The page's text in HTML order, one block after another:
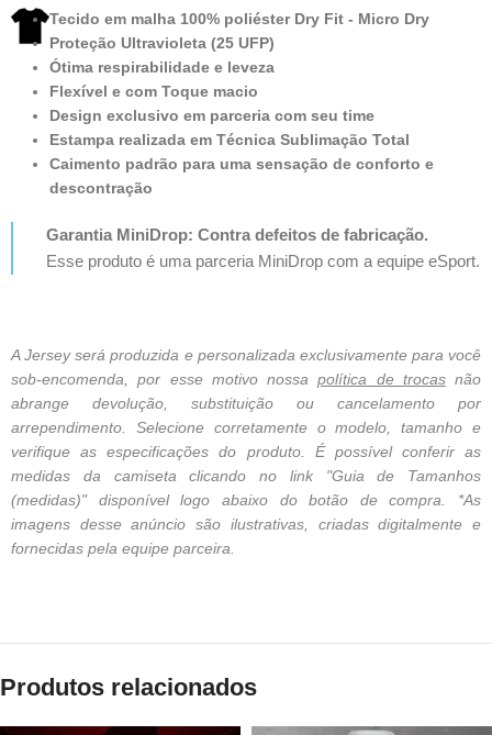
Tecido em malha 100% poliéster Dry Fit - Micro Dry
Proteção Ultravioleta (25 UFP)
Ótima respirabilidade e leveza
Flexível e com Toque macio
Design exclusivo em parceria com seu time
Estampa realizada em Técnica Sublimação Total
Caimento padrão para uma sensação de conforto e
descontração
Garantia MiniDrop: Contra defeitos de fabricação.
Esse produto é uma parceria MiniDrop com a equipe eSport.
A Jersey será produzida e personalizada exclusivamente para você
sob-encomenda, por esse motivo nossapolítica de trocasnão
abrange devolução, substituição ou cancelamento por
arrependimento. Selecione corretamente o modelo, tamanho e
verifique as especificações do produto. É possível conferir as
medidas da camiseta clicando no link "Guia de Tamanhos
(medidas)" disponível logo abaixo do botão de compra. *As
imagens desse anúncio são ilustrativas, criadas digitalmente e
fornecidas pela equipe parceira.
Produtos relacionados